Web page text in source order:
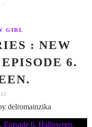
GIRL
: NEW
6.
delromainzika